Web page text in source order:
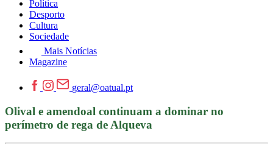
Política
Desporto
Cultura
Sociedade
Mais Notícias
Magazine
geral@oatual.pt
Olival e amendoal continuam a dominar no
perímetro de rega de Alqueva